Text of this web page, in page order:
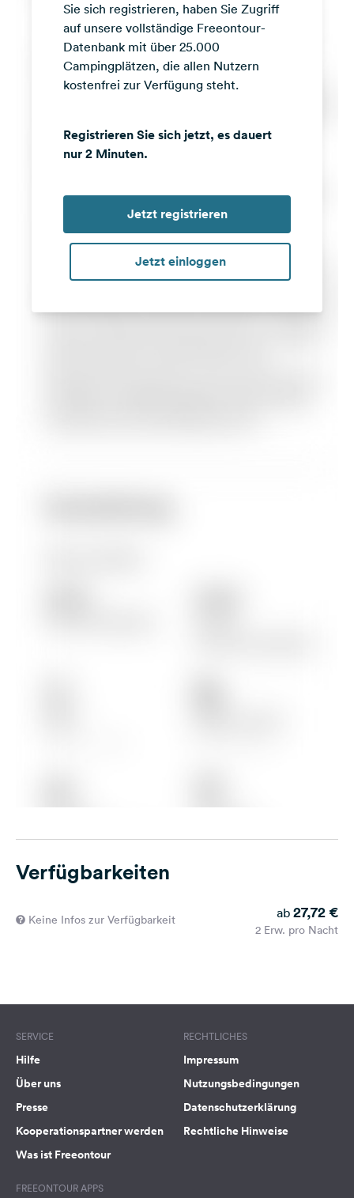
Instagram
Sie sich registrieren, haben Sie Zugriff
auf unsere vollständige Freeontour-
Datenbank mit über 25.000
Campingplätzen, die allen Nutzern
kostenfrei zur Verfügung steht.
Registrieren Sie sich jetzt, es dauert
nur 2 Minuten.
Jetzt registrieren
Jetzt einloggen
Verfügbarkeiten
Keine Infos zur Verfügbarkeit ab 27,72 €
2 Erw. pro Nacht
SERVICE
Hilfe
Über uns
Presse
Kooperationspartner werden
Was ist Freeontour
RECHTLICHES
Impressum
Nutzungsbedingungen
Datenschutzerklärung
Rechtliche Hinweise
FREEONTOUR APPS